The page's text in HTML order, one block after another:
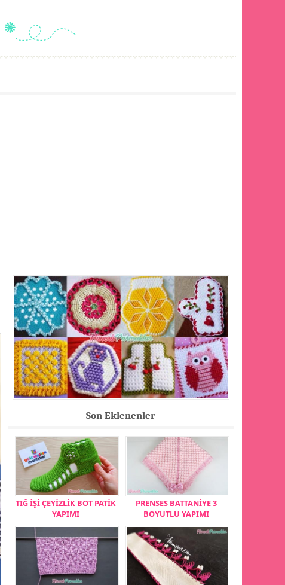
Son Eklenenler
TIĞ İŞİ ÇEYİZLİK BOT PATİK
YAPIMI
PRENSES BATTANİYE 3
BOYUTLU YAPIMI